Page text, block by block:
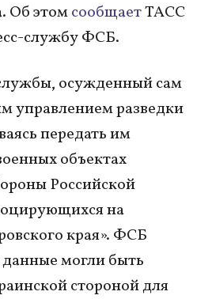
Об этомсообщаетТАСС
службу ФСБ.
осужденный сам
управлением разведки
передать им
объектах
Российской
на
края». ФСБ
данные могли быть
стороной для